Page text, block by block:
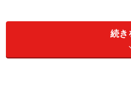
細長い器が聞香杯（もんこ
続き